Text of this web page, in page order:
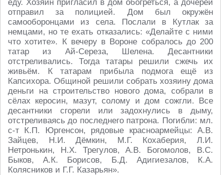
еду. Хозяин пригласил в дом обогреться, а дочерей
отправил за полицией. Дом был окружён
самооборонцами из села. Послали в Кутлак за
немцами, но те ехать отказались: «Делайте с ними
что хотите». К вечеру в Вороне собралось до 200
татар из Ай-Сереза, Шелена. Десантники
отстреливались. Тогда татары решили сжечь их
живьём. К татарам прибыла подмога ещё из
Капсихора. Общиной решили собрать хозяину дома
деньги на строительство нового дома, собрали в
сёлах керосин, мазут, солому и дом сожгли. Все
десантники сгорели или задохнулись в дыму,
отстреливаясь до последнего патрона. Погибли: мл.
с-т К.П. Юргенсон, рядовые красноармейцы: А.В.
Зайцев, Н.И. Дёмкин, М.Г. Кохаберия, Л.И.
Нетронькин, Н.Х. Трегулов, А.В. Богомолов, В.С.
Быков, А.К. Борисов, Б.Д. Адигиезалов, К.А.
Колясников и Г.Г. Казарьян».